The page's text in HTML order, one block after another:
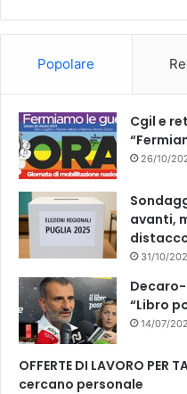
k
Popolare
Cgil e
26/10/
avanti,
31/10/
“Libro
14/07/
OFFERTE DI LAVORO
cercano personale